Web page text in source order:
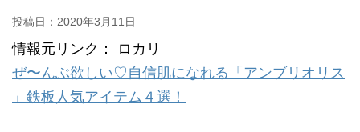
投稿日： 2020年3月11日
情報元リンク： ロカリ
ぜ〜んぶ欲しい♡自信肌になれる「アンブリオリス
」鉄板人気アイテム４選！